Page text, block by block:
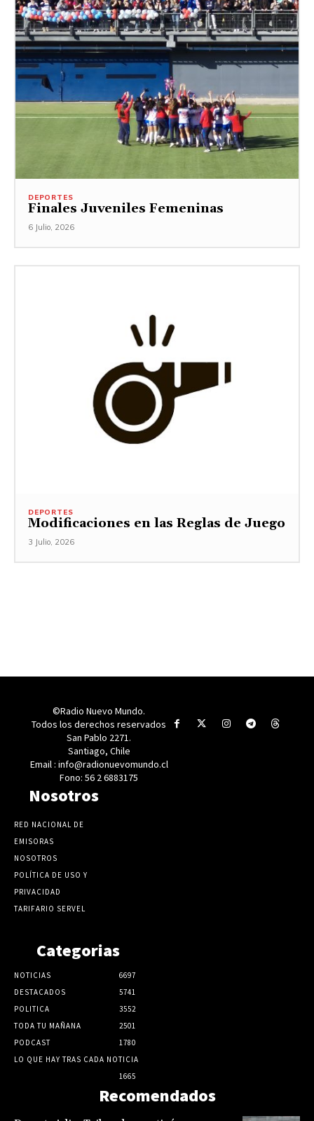
DEPORTES
Finales Juveniles Femeninas
6 Julio, 2026
DEPORTES
Modificaciones en las Reglas de Juego
3 Julio, 2026
©Radio Nuevo Mundo.
Todos los derechos reservados
San Pablo 2271.
Santiago, Chile
Email : info@radionuevomundo.cl
Fono: 56 2 6883175
Nosotros
RED NACIONAL DE
EMISORAS
NOSOTROS
POLÍTICA DE USO Y
PRIVACIDAD
TARIFARIO SERVEL
Categorias
NOTICIAS
6697
DESTACADOS
5741
POLITICA
3552
TODA TU MAÑANA
2501
PODCAST
1780
LO QUE HAY TRAS CADA NOTICIA
1665
Recomendados